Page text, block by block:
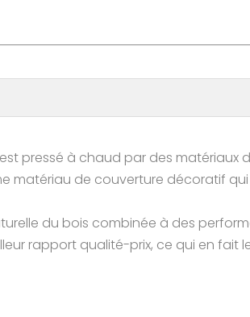
pressé à chaud par des matériaux
matériau de couverture décoratif
du bois combinée à des
rapport qualité-prix, ce qui en fait